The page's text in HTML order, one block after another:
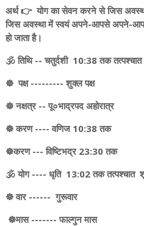
अर्थ 👉 योग का सेवन करने से जिस अवस्था
जिस अवस्था में स्वयं अपने-आपसे अपने-
हो जाता है।
🕉️ तिथि -- चतुर्दशी 10:38 तक तत्पश्चात
☸️ पक्ष --------- शुक्ल पक्ष
☸️ नक्षत्र -- पू०भाद्रपद अहोरात्र
☸️ करण ---- वणिज 10:38 तक
☸️करण --- विष्टिभद्र 23:30 तक
🕉️ योग ---- धृति 13:02 तक तत्पश्चात
☸️ वार ------ गुरूवार
☸️मास ------- फाल्गुन मास